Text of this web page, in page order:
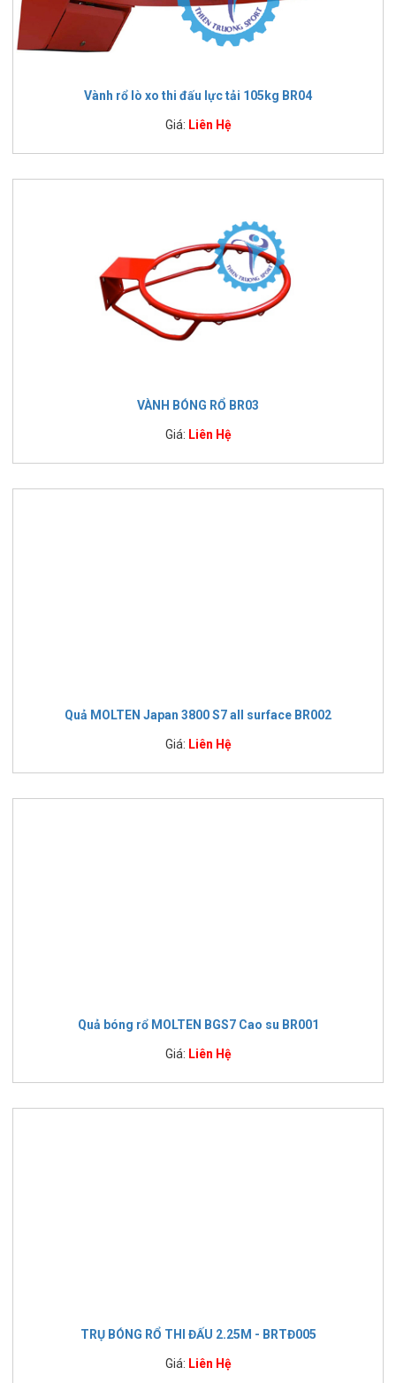
Vành rổ lò xo thi đấu lực tải 105kg BR04
Giá: Liên Hệ
VÀNH BÓNG RỔ BR03
Giá: Liên Hệ
Quả MOLTEN Japan 3800 S7 all surface BR002
Giá: Liên Hệ
Quả bóng rổ MOLTEN BGS7 Cao su BR001
Giá: Liên Hệ
TRỤ BÓNG RỔ THI ĐẤU 2.25M - BRTĐ005
Giá: Liên Hệ